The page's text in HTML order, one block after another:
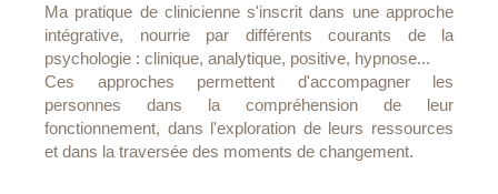
Ma pratique de clinicienne s'inscrit dans une approche
intégrative, nourrie par différents courants de la
psychologie : clinique, analytique, positive, hypnose...
Ces approches permettent d'accompagner les
personnes dans la compréhension de leur
fonctionnement, dans l'exploration de leurs ressources
et dans la traversée des moments de changement.